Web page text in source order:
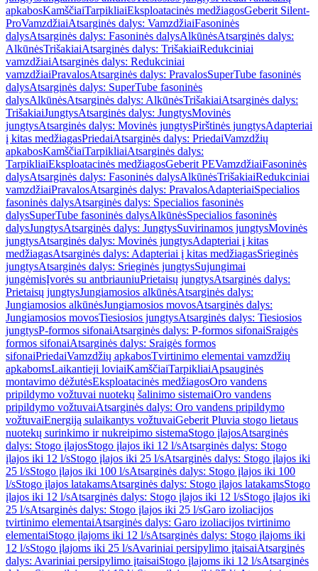
apkabosKamščiaiTarpikliaiEksploatacinės medžiagosGeberit Silent-
ProVamzdžiaiAtsarginės dalys: VamzdžiaiFasoninės
dalysAtsarginės dalys: Fasoninės dalysAlkūnėsAtsarginės dalys:
AlkūnėsTrišakiaiAtsarginės dalys: TrišakiaiRedukciniai
vamzdžiaiAtsarginės dalys: Redukciniai
vamzdžiaiPravalosAtsarginės dalys: PravalosSuperTube fasoninės
dalysAtsarginės dalys: SuperTube fasoninės
dalysAlkūnėsAtsarginės dalys: AlkūnėsTrišakiaiAtsarginės dalys:
TrišakiaiJungtysAtsarginės dalys: JungtysMovinės
jungtysAtsarginės dalys: Movinės jungtysPirštinės jungtysAdapteriai
į kitas medžiagasPriedaiAtsarginės dalys: PriedaiVamzdžių
apkabosKamščiaiTarpikliaiAtsarginės dalys:
TarpikliaiEksploatacinės medžiagosGeberit PEVamzdžiaiFasoninės
dalysAtsarginės dalys: Fasoninės dalysAlkūnėsTrišakiaiRedukciniai
vamzdžiaiPravalosAtsarginės dalys: PravalosAdapteriaiSpecialios
fasoninės dalysAtsarginės dalys: Specialios fasoninės
dalysSuperTube fasoninės dalysAlkūnėsSpecialios fasoninės
dalysJungtysAtsarginės dalys: JungtysSuvirinamos jungtysMovinės
jungtysAtsarginės dalys: Movinės jungtysAdapteriai į kitas
medžiagasAtsarginės dalys: Adapteriai į kitas medžiagasSrieginės
jungtysAtsarginės dalys: Srieginės jungtysSujungimai
jungėmisĮvorės su antbriauniuPrietaisų jungtysAtsarginės dalys:
Prietaisų jungtysJungiamosios alkūnėsAtsarginės dalys:
Jungiamosios alkūnėsJungiamosios movosAtsarginės dalys:
Jungiamosios movosTiesiosios jungtysAtsarginės dalys: Tiesiosios
jungtysP-formos sifonaiAtsarginės dalys: P-formos sifonaiSraigės
formos sifonaiAtsarginės dalys: Sraigės formos
sifonaiPriedaiVamzdžių apkabosTvirtinimo elementai vamzdžių
apkabomsLaikantieji loviaiKamščiaiTarpikliaiApsauginės
montavimo dėžutėsEksploatacinės medžiagosOro vandens
pripildymo vožtuvai nuotekų šalinimo sistemaiOro vandens
pripildymo vožtuvaiAtsarginės dalys: Oro vandens pripildymo
vožtuvaiEnergiją sulaikantys vožtuvaiGeberit Pluvia stogo lietaus
nuotekų surinkimo ir nukreipimo sistemaStogo įlajosAtsarginės
dalys: Stogo įlajosStogo įlajos iki 12 l/sAtsarginės dalys: Stogo
įlajos iki 12 l/sStogo įlajos iki 25 l/sAtsarginės dalys: Stogo įlajos iki
25 l/sStogo įlajos iki 100 l/sAtsarginės dalys: Stogo įlajos iki 100
l/sStogo įlajos latakamsAtsarginės dalys: Stogo įlajos latakamsStogo
įlajos iki 12 l/sAtsarginės dalys: Stogo įlajos iki 12 l/sStogo įlajos iki
25 l/sAtsarginės dalys: Stogo įlajos iki 25 l/sGaro izoliacijos
tvirtinimo elementaiAtsarginės dalys: Garo izoliacijos tvirtinimo
elementaiStogo įlajoms iki 12 l/sAtsarginės dalys: Stogo įlajoms iki
12 l/sStogo įlajoms iki 25 l/sAvariniai persipylimo įtaisaiAtsarginės
dalys: Avariniai persipylimo įtaisaiStogo įlajoms iki 12 l/sAtsarginės